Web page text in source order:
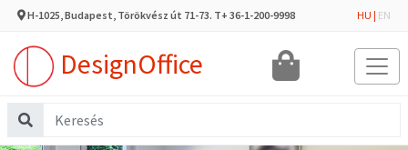
H-1025, Budapest, Törökvész út 71-73. T+ 36-1-200-9998 HU | EN
DesignOffice